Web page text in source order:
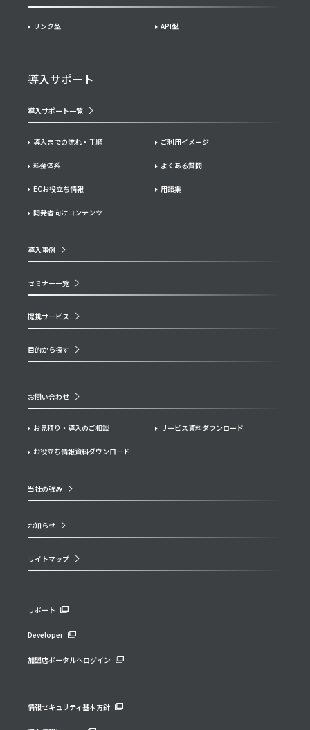
リンク型 API型
導入サポート
導入サポート一覧
導入までの流れ・手順 ご利用イメージ
料金体系 よくある質問
ECお役立ち情報 用語集
開発者向けコンテンツ
導入事例
セミナー一覧
提携サービス
目的から探す
当社の強み
お知らせ
お問い合わせ
お見積り・導入のご相談 サービス資料ダウンロード
お役立ち情報資料ダウンロード
サイトマップ
サポート
Developer
加盟店ポータルへログイン
情報セキュリティ基本方針